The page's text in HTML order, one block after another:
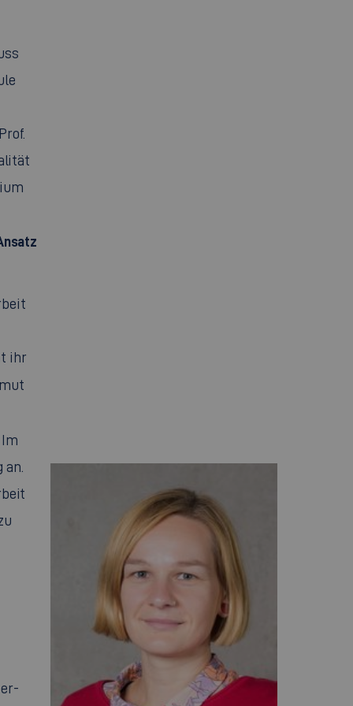
ihr
Im
an.